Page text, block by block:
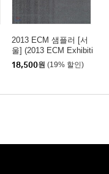
2013 ECM 샘플러 [서
울] (2013 ECM Exhibiti
on Special Sampler - R
e: Seoul)
18,500원 (19% 할인)